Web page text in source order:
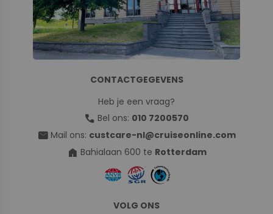
CONTACTGEGEVENS
Heb je een vraag?
call Bel ons: 010 7200570
mail Mail ons: custcare-nl@cruiseonline.com
home Bahialaan 600 te Rotterdam
VOLG ONS